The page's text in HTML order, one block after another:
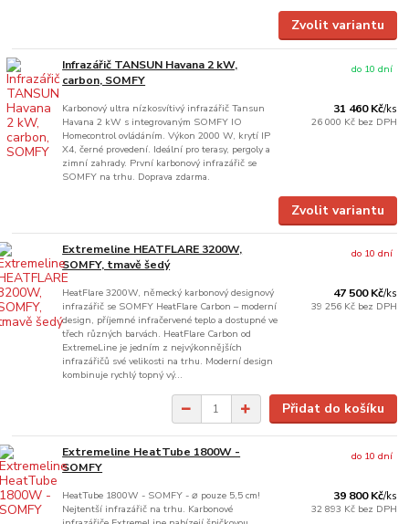
Zvolit variantu
Infrazářič TANSUN Havana 2 kW,
carbon, SOMFY
Karbonový ultra nízkosvítivý infrazářič Tansun
Havana 2 kW s integrovaným SOMFY IO
Homecontrol ovládáním. Výkon 2000 W, krytí IP
X4, černé provedení. Ideální pro terasy, pergoly a
zimní zahrady. První karbonový infrazářič se
SOMFY na trhu. Doprava zdarma.
31 460 Kč/ks
26 000 Kč bez DPH
do 10 dní
Zvolit variantu
Extremeline HEATFLARE 3200W,
SOMFY, tmavě šedý
HeatFlare 3200W, německý karbonový designový
infrazářič se SOMFY HeatFlare Carbon – moderní
design, příjemné infračervené teplo a dostupné ve
třech různých barvách. HeatFlare Carbon od
ExtremeLine je jedním z nejvýkonnějších
infrazářičů své velikosti na trhu. Moderní design
kombinuje rychlý topný vý...
47 500 Kč/ks
39 256 Kč bez DPH
do 10 dní
Přidat do košíku
Extremeline HeatTube 1800W -
SOMFY
HeatTube 1800W - SOMFY - ⌀ pouze 5,5 cm!
Nejtentší infrazářič na trhu. Karbonové
39 800 Kč/ks
32 893 Kč bez DPH
do 10 dní